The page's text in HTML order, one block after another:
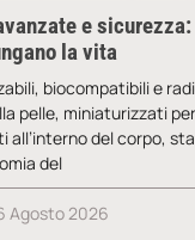
e
la vita
biocompatibili e
pelle, miniaturizzati
all’interno del corpo,
del
Agosto 2026